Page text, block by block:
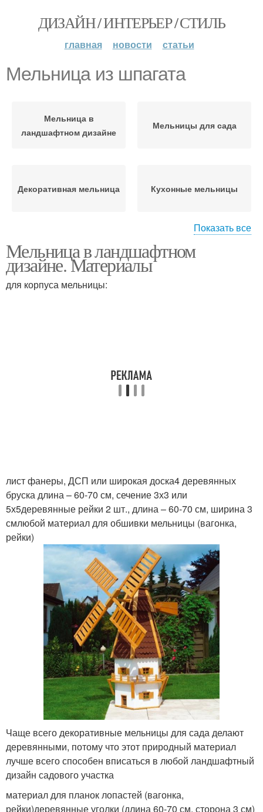
ДИЗАЙН / ИНТЕРЬЕР / СТИЛЬ
главная новости статьи
Мельница из шпагата
Мельница в
ландшафтном дизайне
Мельницы для сада
Декоративная мельница Кухонные мельницы
Водяная мельница Мельница в сад
Показать все
Мельница в ландшафтном
дизайне. Материалы
для корпуса мельницы:
лист фанеры, ДСП или широкая доска4 деревянных
бруска длина – 60-70 см, сечение 3х3 или
5х5деревянные рейки 2 шт., длина – 60-70 см, ширина 3
смлюбой материал для обшивки мельницы (вагонка,
рейки)
Чаще всего декоративные мельницы для сада делают
деревянными, потому что этот природный материал
лучше всего способен вписаться в любой ландшафтный
дизайн садового участка
материал для планок лопастей (вагонка,
рейки)деревянные уголки (длина 60-70 см, сторона 3 см)